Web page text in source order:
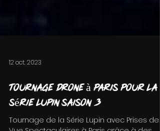
12 oct. 2023
Tournage drone à Paris pour la